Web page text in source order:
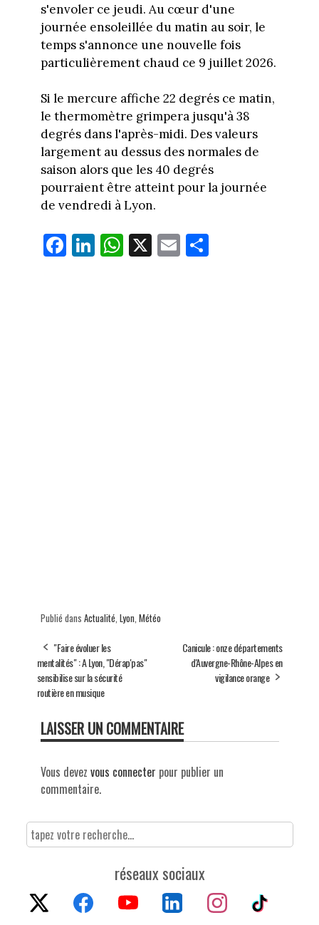
s'envoler ce jeudi. Au cœur d'une
journée ensoleillée du matin au soir, le
temps s'annonce une nouvelle fois
particulièrement chaud ce 9 juillet 2026.
Si le mercure affiche 22 degrés ce matin,
le thermomètre grimpera jusqu'à 38
degrés dans l'après-midi. Des valeurs
largement au dessus des normales de
saison alors que les 40 degrés
pourraient être atteint pour la journée
de vendredi à Lyon.
Fa
ce
Li
nk
W
ha
X E
m
Pa
rt
Publié dans Actualité Lyon Météo
"Faire évoluer les
mentalités" : A Lyon, "Dérap'pas"
sensibilise sur la sécurité
routière en musique
Canicule : onze départements
d'Auvergne-Rhône-Alpes en
vigilance orange
LAISSER UN COMMENTAIRE
Vous devez vous connecter pour publier un
commentaire.
réseaux sociaux